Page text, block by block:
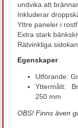
undvika att
Inkluderar
Yttre paneler i
Extra stark
Rätvinkliga
Egenskaper
Utförande:
Yttermått:
250 mm
OBS! Finns även